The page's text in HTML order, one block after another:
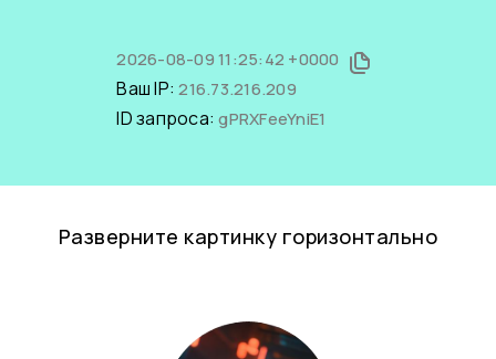
2026-08-09 11:25:42 +0000
Ваш IP:216.73.216.209
ID запроса:gPRXFeeYniE1
Разверните картинку горизонтально